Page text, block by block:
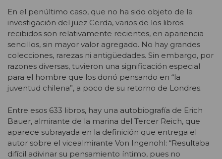
En el penúltimo caso, que no ha sido objeto de la
investigación del juez Cerda, varios de los libros
recibidos son relativamente recientes, en apariencia
sencillos, sin mayor valor agregado. No hay grandes
colecciones, rarezas ni antigüedades. Sin embargo, por
razones diversas, tuvieron una significación especial
para el hombre que los donó pensando en “la
juventud chilena”, a poco de su retorno de Londres.
Entre esos 633 libros, hay una autobiografía de Erich
Bauer, almirante de la marina del Tercer Reich, que
aparece subrayada en la definición que entrega el
autor sobre el vicealmirante Von Ingenohl: “Resultaba
difícil adivinar su pensamiento íntimo, pues no